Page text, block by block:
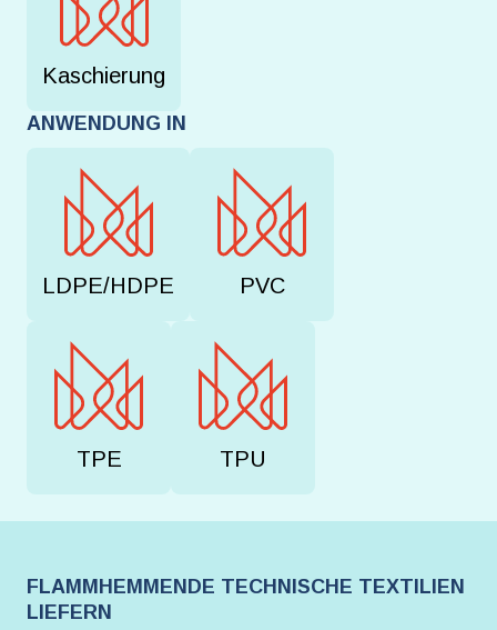
Kaschierung
ANWENDUNG IN
LDPE/HDPE PVC
TPE TPU
FLAMMHEMMENDE TECHNISCHE TEXTILIEN
LIEFERN